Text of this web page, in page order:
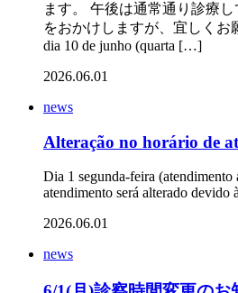
ます。 午後は通常通り診療
をおかけしますが、宜しく
dia 10 de junho (quarta […]
2026.06.01
news
Alteração no horário de
Dia 1 segunda-feira (atendimento
atendimento será alterado
2026.06.01
news